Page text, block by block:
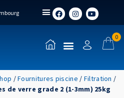
0
/Fournitures piscine / Filtration /
de verre grade 2 (1-3mm) 25kg